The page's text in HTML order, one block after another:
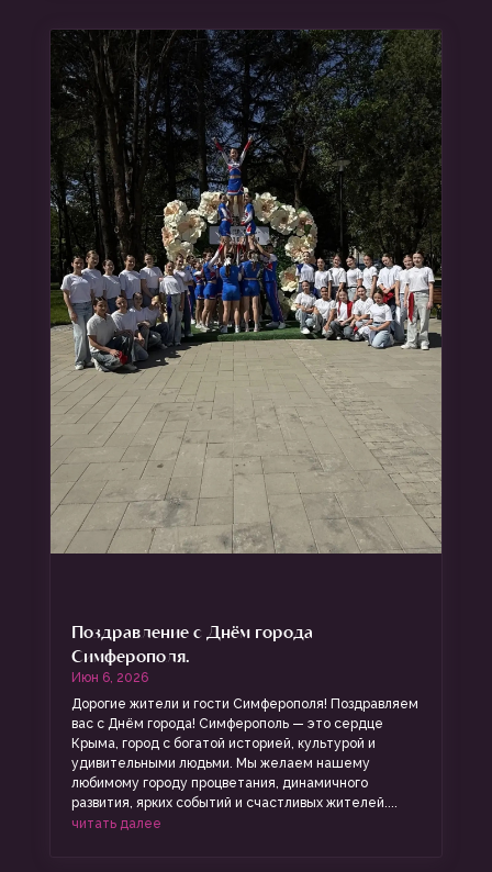
Поздравление с Днём города
Симферополя.
Июн 6, 2026
Дорогие жители и гости Симферополя! Поздравляем
вас с Днём города! Симферополь — это сердце
Крыма, город с богатой историей, культурой и
удивительными людьми. Мы желаем нашему
любимому городу процветания, динамичного
развития, ярких событий и счастливых жителей....
читать далее